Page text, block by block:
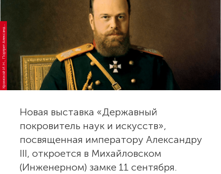
К
р
а
м
с
к
о
й
И.
Н.,
П
о
р
т
р
е
т
А
л
е
к
с
а
н
д
р
а
I
I
I,
1
8
8
6
г
о
д
Новая выставка «Державный
покровитель наук и искусств»,
посвященная императору Александру
III, откроется в Михайловском
(Инженерном) замке 11 сентября.